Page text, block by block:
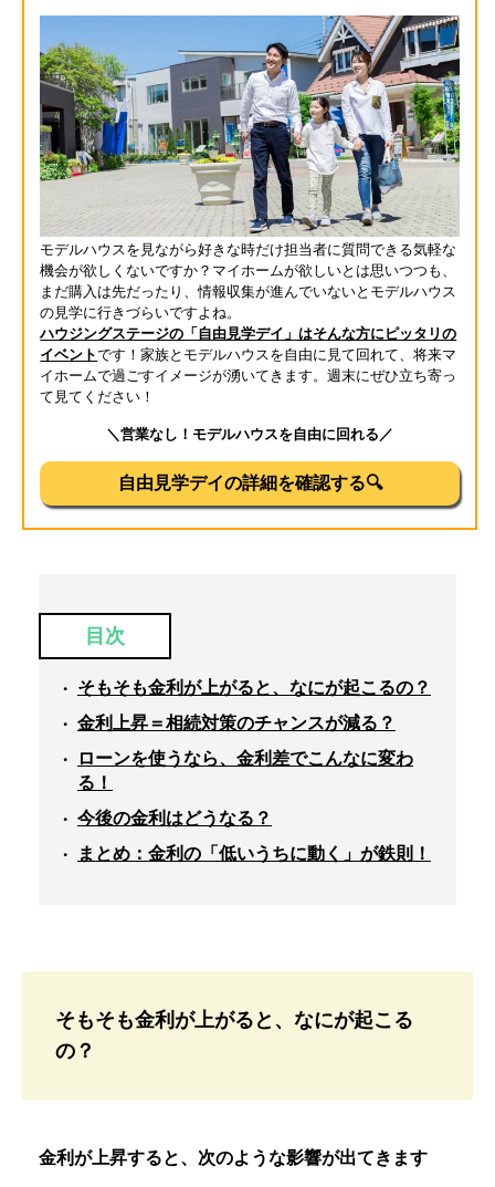
モデルハウスを見ながら好きな時だけ担当者に質問できる気軽な
機会が欲しくないですか？マイホームが欲しいとは思いつつも、
まだ購入は先だったり、情報収集が進んでいないとモデルハウス
の見学に行きづらいですよね。
ハウジングステージの「自由見学デイ」はそんな方にピッタリの
イベントです！家族とモデルハウスを自由に見て回れて、将来マ
イホームで過ごすイメージが湧いてきます。週末にぜひ立ち寄っ
て見てください！
＼営業なし！モデルハウスを自由に回れる／
自由見学デイの詳細を確認する🔍
目次
そもそも金利が上がると、なにが起こるの？
金利上昇＝相続対策のチャンスが減る？
ローンを使うなら、金利差でこんなに変わ
る！
今後の金利はどうなる？
まとめ：金利の「低いうちに動く」が鉄則！
そもそも金利が上がると、なにが起こる
の？
金利が上昇すると、次のような影響が出てきます